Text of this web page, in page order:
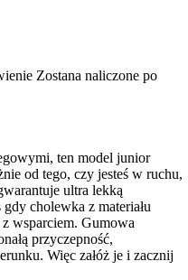
Zostana naliczone po
ten model junior
od tego, czy jesteś w ruchu,
ultra lekką
cholewka z materiału
wsparciem. Gumowa
przyczepność,
Więc załóż je i zacznij